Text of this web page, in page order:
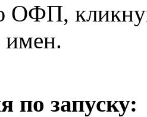
ОФП,
имен.
по запуску: